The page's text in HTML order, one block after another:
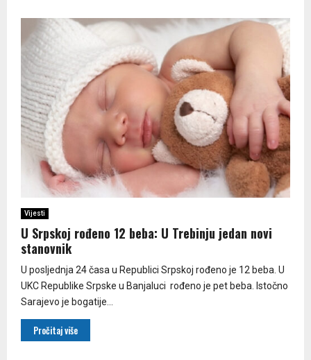
Vijesti
U Srpskoj rođeno 12 beba: U Trebinju jedan novi
stanovnik
U posljednja 24 časa u Republici Srpskoj rođeno je 12 beba. U
UKC Republike Srpske u Banjaluci rođeno je pet beba. Istočno
Sarajevo je bogatije...
Pročitaj više